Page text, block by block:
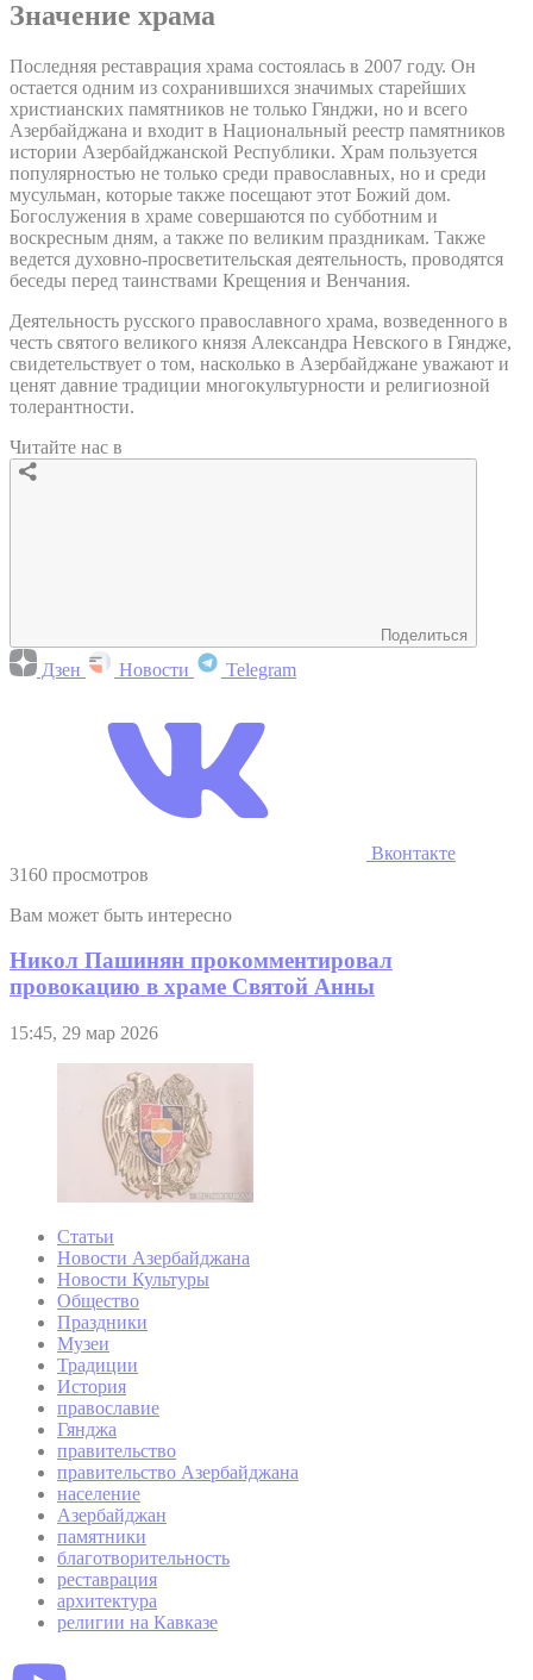
Значение храма
Последняя реставрация храма состоялась в 2007 году. Он
остается одним из сохранившихся значимых старейших
христианских памятников не только Гянджи, но и всего
Азербайджана и входит в Национальный реестр памятников
истории Азербайджанской Республики. Храм пользуется
популярностью не только среди православных, но и среди
мусульман, которые также посещают этот Божий дом.
Богослужения в храме совершаются по субботним и
воскресным дням, а также по великим праздникам. Также
ведется духовно-просветительская деятельность, проводятся
беседы перед таинствами Крещения и Венчания.
Деятельность русского православного храма, возведенного в
честь святого великого князя Александра Невского в Гяндже,
свидетельствует о том, насколько в Азербайджане уважают и
ценят давние традиции многокультурности и религиозной
толерантности.
Читайте нас в
Поделиться
Дзен Новости Telegram
Вконтакте
3160 просмотров
Вам может быть интересно
Никол Пашинян прокомментировал
провокацию в храме Святой Анны
15:45, 29 мар 2026
Статьи
Новости Азербайджана
Новости Культуры
Общество
Праздники
Музеи
Традиции
История
православие
Гянджа
правительство
правительство Азербайджана
население
Азербайджан
памятники
благотворительность
реставрация
архитектура
религии на Кавказе